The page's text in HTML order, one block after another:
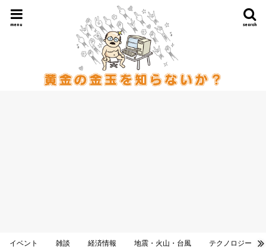
search
menu
イベント 雑談 経済情報 地震・火山・台風 テクノロジー